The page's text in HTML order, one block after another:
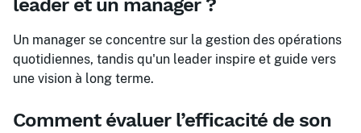
leader et un manager ?
Un manager se concentre sur la gestion des opérations
quotidiennes, tandis qu'un leader inspire et guide vers
une vision à long terme.
Comment évaluer l’efficacité de son